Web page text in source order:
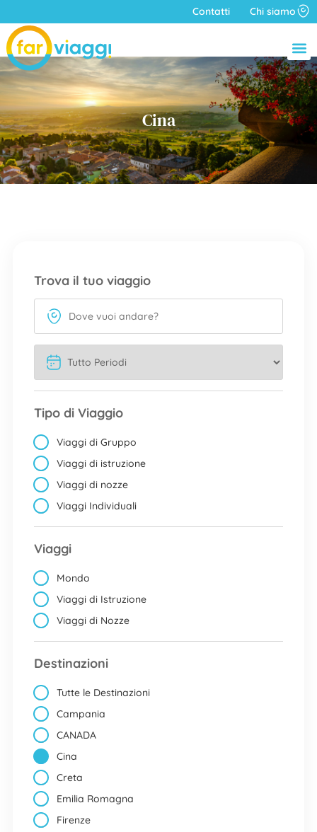
Contatti Chi siamo
Cina
Trova il tuo viaggio
Tipo di Viaggio
Viaggi di Gruppo
Viaggi di istruzione
Viaggi di nozze
Viaggi Individuali
Viaggi
Mondo
Viaggi di Istruzione
Viaggi di Nozze
Destinazioni
Tutte le Destinazioni
Campania
CANADA
Cina
Creta
Emilia Romagna
Firenze